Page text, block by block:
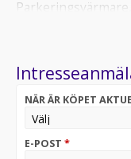
Premium
med Minne,
NÄR ÄR KÖPET
E-POST *